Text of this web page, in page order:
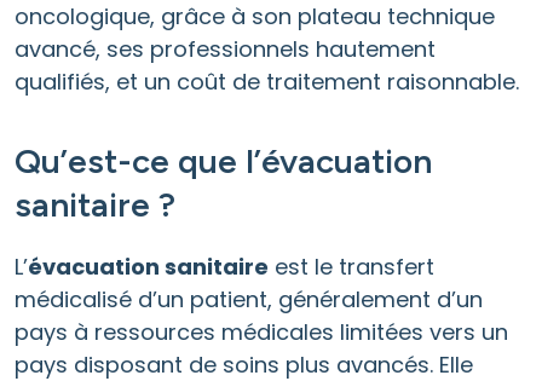
oncologique, grâce à son plateau technique
avancé, ses professionnels hautement
qualifiés, et un coût de traitement raisonnable.
Qu’est-ce que l’évacuation
sanitaire ?
L’évacuation sanitaire est le transfert
médicalisé d’un patient, généralement d’un
pays à ressources médicales limitées vers un
pays disposant de soins plus avancés. Elle